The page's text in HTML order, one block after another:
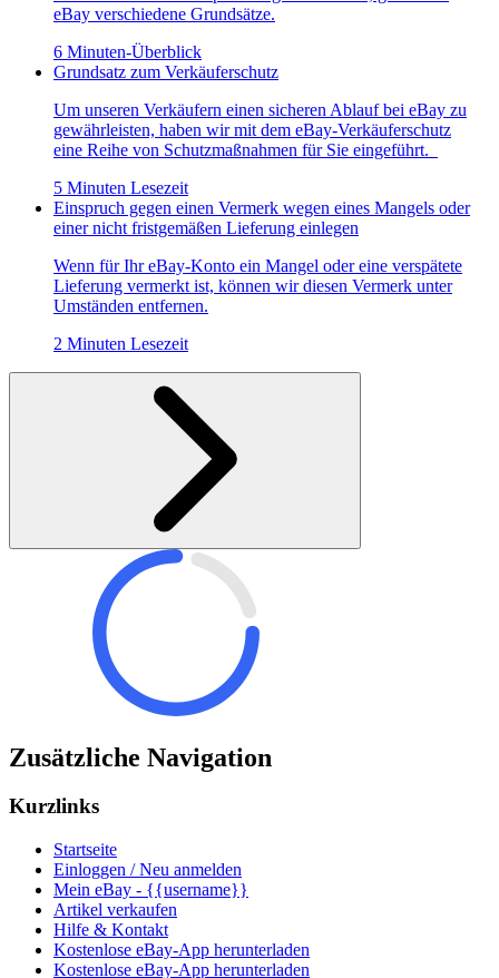
eBay verschiedene Grundsätze.
6 Minuten-Überblick
Grundsatz zum Verkäuferschutz
Um unseren Verkäufern einen sicheren Ablauf bei eBay zu
gewährleisten, haben wir mit dem eBay-Verkäuferschutz
eine Reihe von Schutzmaßnahmen für Sie eingeführt.
5 Minuten Lesezeit
Einspruch gegen einen Vermerk wegen eines Mangels oder
einer nicht fristgemäßen Lieferung einlegen
Wenn für Ihr eBay-Konto ein Mangel oder eine verspätete
Lieferung vermerkt ist, können wir diesen Vermerk unter
Umständen entfernen.
2 Minuten Lesezeit
Zusätzliche Navigation
Kurzlinks
Startseite
Einloggen / Neu anmelden
Mein eBay - {{username}}
Artikel verkaufen
Hilfe & Kontakt
Kostenlose eBay-App herunterladen
Kostenlose eBay-App herunterladen